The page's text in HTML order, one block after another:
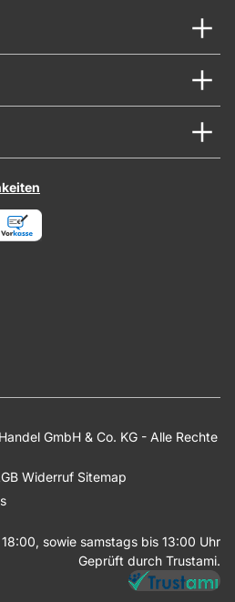
GmbH & Co. KG - Alle Rechte
Widerruf Sitemap
sowie samstags bis 13:00 Uhr
Geprüft durch Trustami.